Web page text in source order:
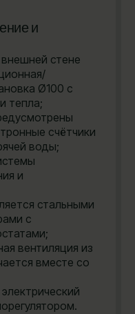
и
стене
Ø100 с
тепла;
счётчики
воды;
и
стальными
с
вентиляция из
вместе со